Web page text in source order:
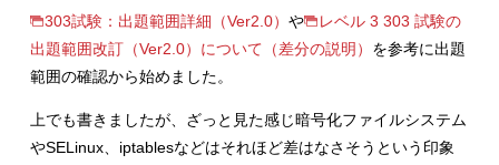
303試験：出題範囲詳細（Ver2.0） や
レベル 3 303 試験の
出題範囲改訂（Ver2.0）について（差分の説明） を参考に出題
範囲の確認から始めました。
上でも書きましたが、ざっと見た感じ暗号化ファイルシステム
やSELinux、iptablesなどはそれほど差はなさそうという印象